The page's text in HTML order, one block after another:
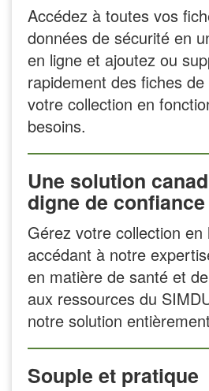
Accédez à toutes vos
données de sécurité en
en ligne et ajoutez ou
rapidement des fiches
votre collection en
besoins.
Une solution
digne de confiance
Gérez votre collection en
accédant à notre
en matière de santé et
aux ressources du
notre solution
Souple et pratique